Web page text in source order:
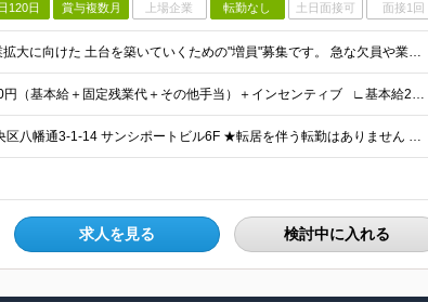
120日 賞与複数月 上場企業 転勤なし 土日面接可 面接1回
今回の募集は、今後の事業拡大に向けた 土台を築いていくための"増員"募集です。 急な欠員や業務過多が理由の急募ではなく、 先を見据えた『育成前提』の採用なので、 少しでも興味があればぜひご応募くださ
■月給350,000円～500,000円（基本給＋固定残業代＋その他手当）＋インセンティブ ∟基本給268,400円～411,700円 固定残業代57,600円～88,300円（28時間分）
【本社】 兵庫県神戸市中央区八幡通3-1-14 サンシポートビル6F ★転居を伴う転勤はありません ＜アクセス＞ ・海岸線「三宮・花時計前駅」より徒歩2分 ・阪神本線「神戸三宮駅」より徒歩6分 ・阪
求人を見る 検討中に入れる